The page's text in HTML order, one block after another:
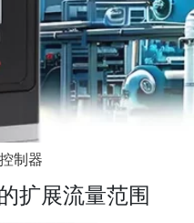
制器
扩展流量范围